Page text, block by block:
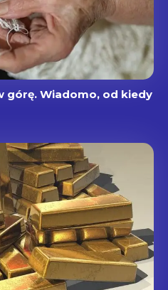
górę. Wiadomo, od kiedy